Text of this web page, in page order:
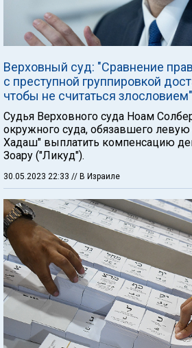
Верховный суд: "Сравнение
с преступной группировкой
чтобы не считаться злословием"
Судья Верховного суда Ноам
окружного суда, обязавшего
Хадаш" выплатить компенсацию
Зоару ("Ликуд").
30.05.2023 22:33 // В Израиле